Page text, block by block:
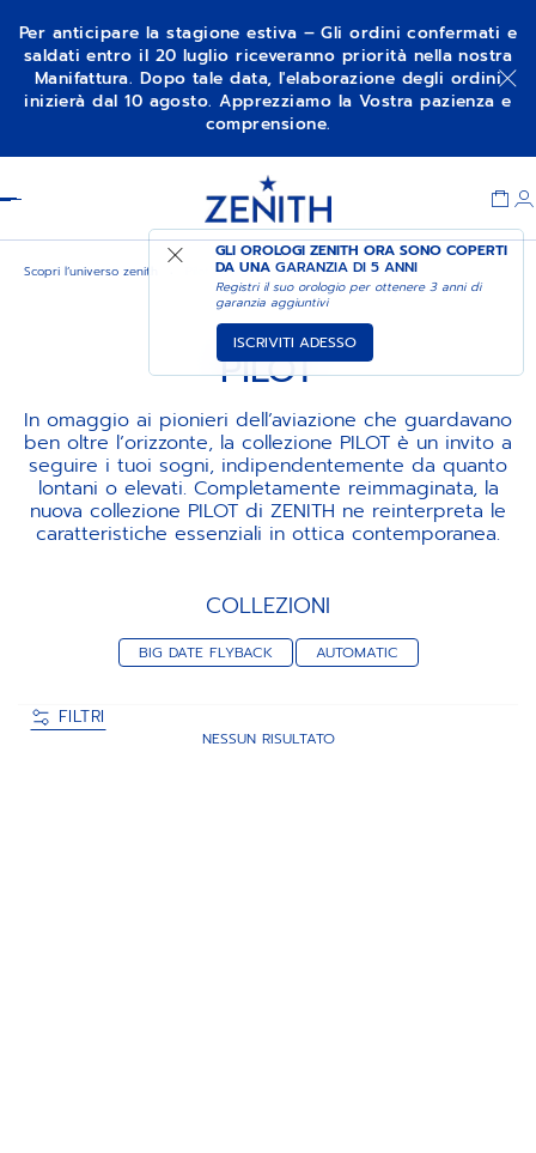
Per anticipare la stagione estiva – Gli ordini confermati e
saldati entro il 20 luglio riceveranno priorità nella nostra
Manifattura. Dopo tale data, l'elaborazione degli ordini
inizierà dal 10 agosto. Apprezziamo la Vostra pazienza e
comprensione.
GLI OROLOGI ZENITH ORA SONO COPERTI
DA UNAGARANZIA DI 5 ANNI
Registri il suo orologio per ottenere 3 anni di
garanzia aggiuntivi
ISCRIVITI ADESSO
Scopri l’universo zenith
PILOT
In omaggio ai pionieri dell’aviazione che guardavano
ben oltre l’orizzonte, la collezione PILOT è un invito a
seguire i tuoi sogni, indipendentemente da quanto
lontani o elevati. Completamente reimmaginata, la
nuova collezione PILOT di ZENITH ne reinterpreta le
caratteristiche essenziali in ottica contemporanea.
COLLEZIONI
BIG DATE FLYBACK AUTOMATIC
FILTRI
NESSUN RISULTATO